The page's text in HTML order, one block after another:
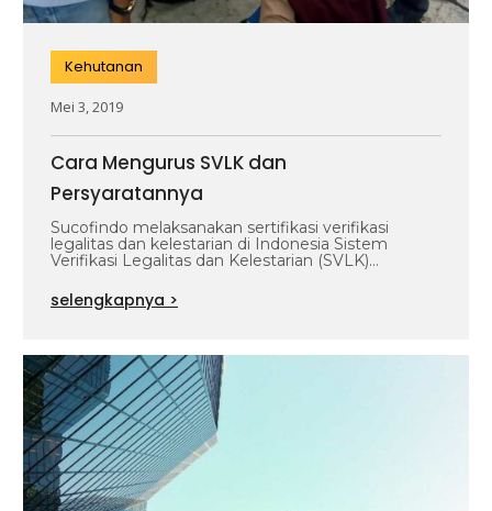
Kehutanan
Mei 3, 2019
Cara Mengurus SVLK dan
Persyaratannya
Sucofindo melaksanakan sertifikasi verifikasi
legalitas dan kelestarian di Indonesia Sistem
Verifikasi Legalitas dan Kelestarian (SVLK)
selengkapnya >